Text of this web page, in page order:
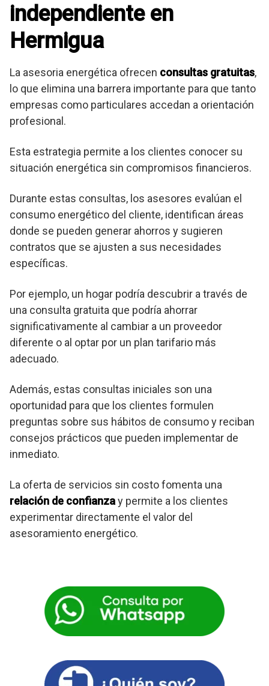
independiente en
Hermigua
La asesoria energética ofrecen consultas gratuitas,
lo que elimina una barrera importante para que tanto
empresas como particulares accedan a orientación
profesional.
Esta estrategia permite a los clientes conocer su
situación energética sin compromisos financieros.
Durante estas consultas, los asesores evalúan el
consumo energético del cliente, identifican áreas
donde se pueden generar ahorros y sugieren
contratos que se ajusten a sus necesidades
específicas.
Por ejemplo, un hogar podría descubrir a través de
una consulta gratuita que podría ahorrar
significativamente al cambiar a un proveedor
diferente o al optar por un plan tarifario más
adecuado.
Además, estas consultas iniciales son una
oportunidad para que los clientes formulen
preguntas sobre sus hábitos de consumo y reciban
consejos prácticos que pueden implementar de
inmediato.
La oferta de servicios sin costo fomenta una
relación de confianzay permite a los clientes
experimentar directamente el valor del
asesoramiento energético.